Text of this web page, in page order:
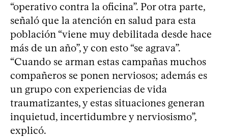
“operativo contra la oficina”. Por otra parte,
señaló que la atención en salud para esta
población “viene muy debilitada desde hace
más de un año”, y con esto “se agrava”.
“Cuando se arman estas campañas muchos
compañeros se ponen nerviosos; además es
un grupo con experiencias de vida
traumatizantes, y estas situaciones generan
inquietud, incertidumbre y nerviosismo”,
explicó.